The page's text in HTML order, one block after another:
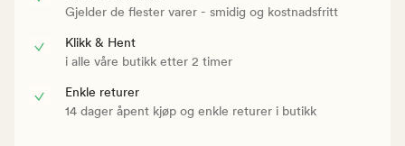
Gjelder de flester varer - smidig og kostnadsfritt
Klikk & Hent
i alle våre butikk etter 2 timer
Enkle returer
14 dager åpent kjøp og enkle returer i butikk